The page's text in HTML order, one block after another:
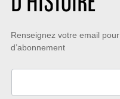
Restez
à
l’écoute
Renseignez votre email
d’abonnement